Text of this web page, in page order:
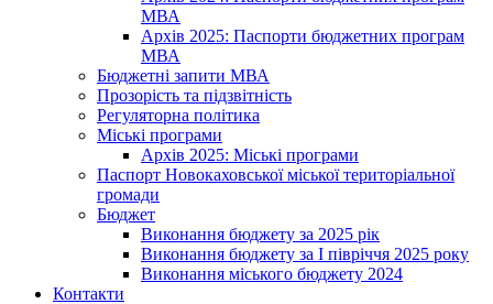
МВА
Архів 2025: Паспорти бюджетних програм
МВА
Бюджетні запити МВА
Прозорість та підзвітність
Регуляторна політика
Міські програми
Архів 2025: Міські програми
Паспорт Новокаховської міської територіальної
громади
Бюджет
Виконання бюджету за 2025 рік
Виконання бюджету за І півріччя 2025 року
Виконання міського бюджету 2024
Контакти